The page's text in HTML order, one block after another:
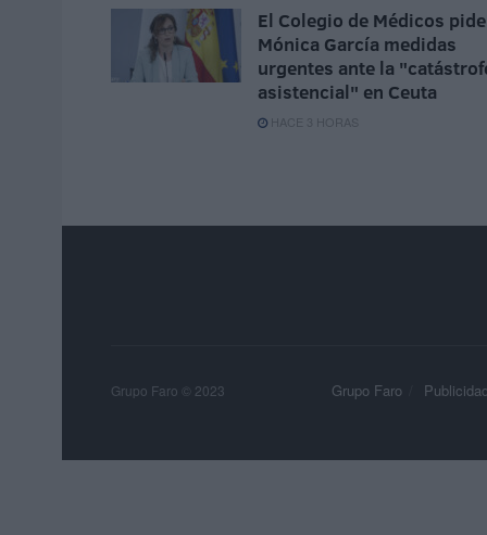
El Colegio de Médicos
Mónica García medidas
urgentes ante la
asistencial" en Ceuta
HACE 3 HORAS
Grupo Faro Publicidad
Grupo Faro © 2023